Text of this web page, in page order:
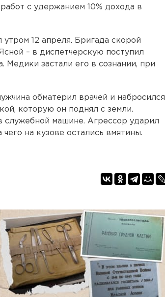
с удержанием 10% дохода в
12 апреля. Бригада скорой
– в диспетчерскую поступил
Медики застали его в сознании, при
обматерил врачей и набросился
которую он поднял с земли.
служебной машине. Агрессор ударил
на кузове остались вмятины.